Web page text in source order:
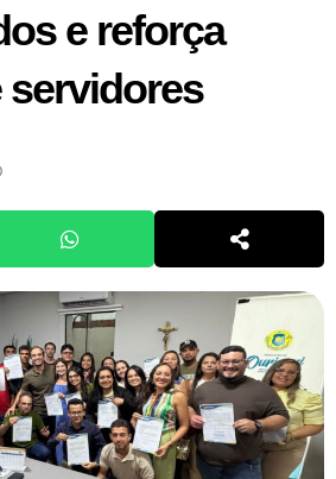
e reforça
servidores